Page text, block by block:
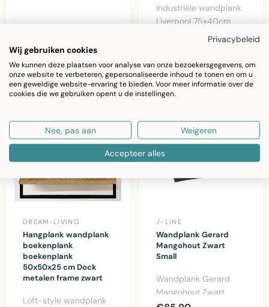
Industriële wandplank
Liverpool 75x40cm
met mangohout en
zwart metalen frame
vo..
DREAM-LIVING
Hangplank wandplank
boekenplank
boekenplank
50x50x25 cm Dock
metalen frame zwart
Loft-style wandplank
J-LINE
Wandplank Gerard
Mangohout Zwart
Small
Wandplank Gerard
Mangohout Zwart
Privacybeleid
Wij gebruiken cookies
We kunnen deze plaatsen voor analyse van onze bezoekersgegevens, om
onze website te verbeteren, gepersonaliseerde inhoud te tonen en om u
een geweldige website-ervaring te bieden. Voor meer informatie over de
cookies die we gebruiken opent u de instellingen.
Nee, pas aan Weigeren
Accepteer alles